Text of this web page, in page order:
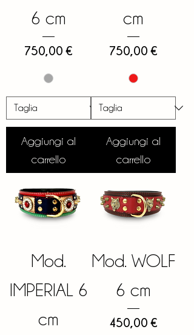
6 cm
Prezzo
750,00 €
Aggiungi al
carrello
cm
Prezzo
750,00 €
Aggiungi al
carrello
Mod.
IMPERIAL 6
cm
Mod. WOLF
6 cm
Prezzo
450,00 €